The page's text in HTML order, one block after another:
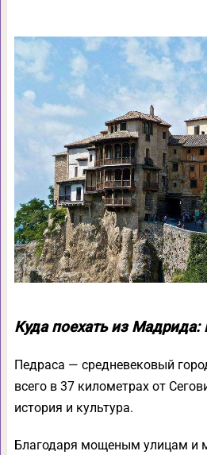
Куда поехать из Мадрида:
Педраса — средневековый
всего в 37 километрах от
история и культура.
Благодаря мощеным улицам и